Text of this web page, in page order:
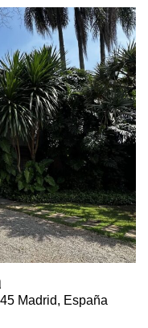
Madrid, España